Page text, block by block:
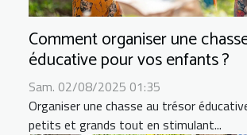
Comment organiser une
éducative pour vos enfants ?
Sam. 02/08/2025 01:35
Organiser une chasse au trésor
petits et grands tout en stimulant...